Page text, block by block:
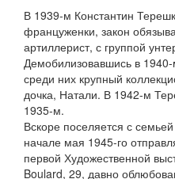
В 1939-м Константин
француженки, закон
артиллерист, с группой
Демобилизовавшись в
среди них крупный
дочка, Натали. В 1942-м
1935-м.
Вскоре поселяется с
начале мая 1945-го
первой Художественной
Boulard, 29, давно